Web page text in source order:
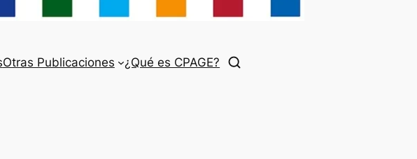
Otras Publicaciones ¿Qué es CPAGE?